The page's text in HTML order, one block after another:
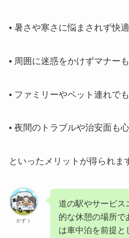
• 暑さや寒さに悩まされず快
• 周囲に迷惑をかけずマナー
• ファミリーやペット連れで
• 夜間のトラブルや治安面も
といったメリットが得られま
かずぅ
道の駅やサービス
的な休憩の場所で
は車中泊を前提と